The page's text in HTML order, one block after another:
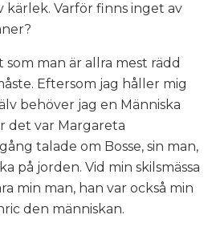
kärlek. Varför finns inget av
som man är allra mest rädd
Eftersom jag håller mig
behöver jag en Människa
det var Margareta
talade om Bosse, sin man,
på jorden. Vid min skilsmässa
min man, han var också min
den människan.